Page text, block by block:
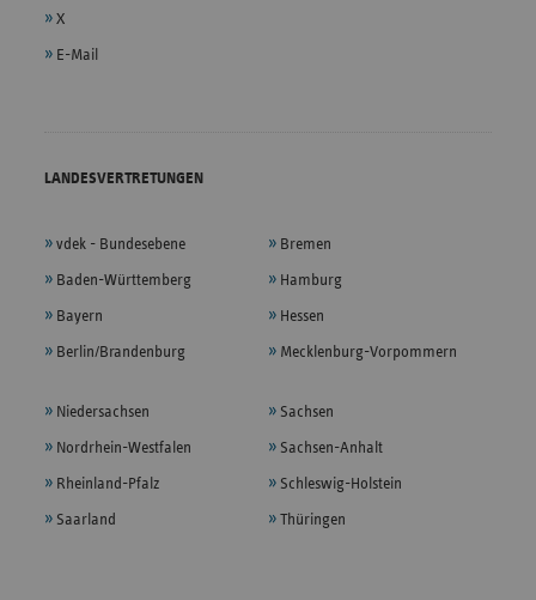
X
E-Mail
LANDESVERTRETUNGEN
vdek - Bundesebene
Baden-Württemberg
Bayern
Berlin/Brandenburg
Bremen
Hamburg
Hessen
Mecklenburg-Vorpommern
Niedersachsen
Nordrhein-Westfalen
Rheinland-Pfalz
Saarland
Sachsen
Sachsen-Anhalt
Schleswig-Holstein
Thüringen